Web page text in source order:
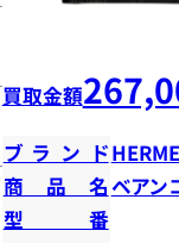
買取金額
ブランド
商品名ベアン
型番